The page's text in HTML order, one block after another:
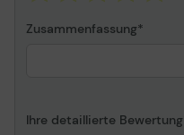
Zusammenfassung
Ihre detaillierte Bewertung